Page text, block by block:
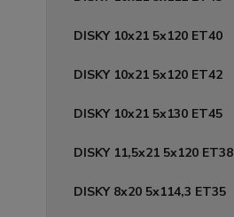
DISKY 10x21 5x120 ET40
DISKY 10x21 5x120 ET42
DISKY 10x21 5x130 ET45
DISKY 11,5x21 5x120 ET38
DISKY 8x20 5x114,3 ET35